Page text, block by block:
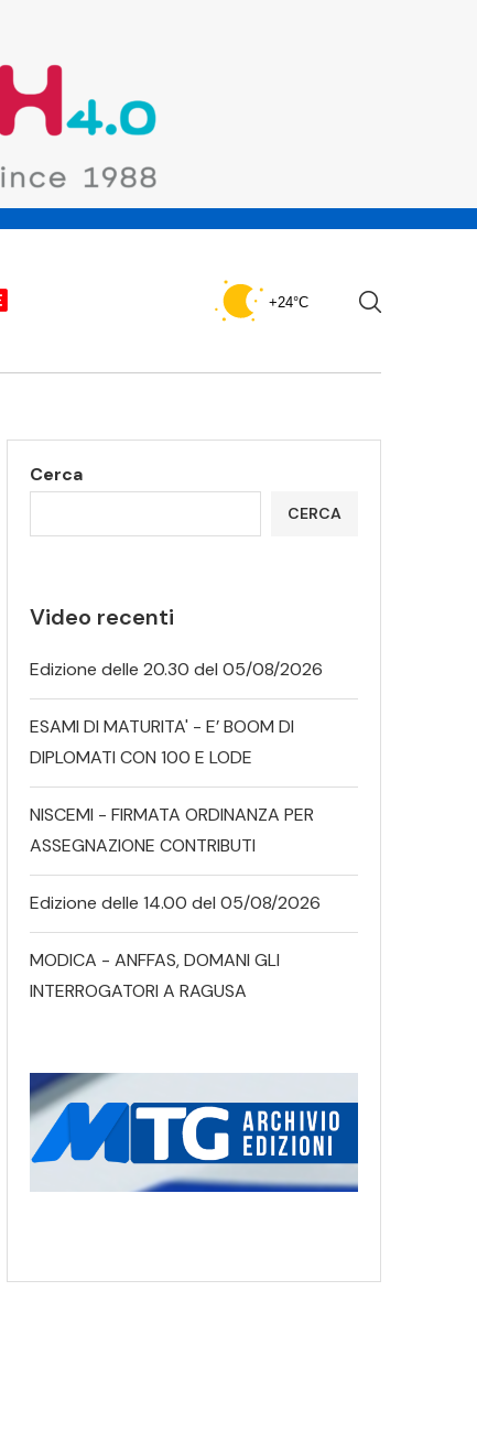
+24°C
Cerca
CERCA
Video recenti
Edizione delle 20.30 del 05/08/2026
ESAMI DI MATURITA' - E’ BOOM DI
DIPLOMATI CON 100 E LODE
NISCEMI - FIRMATA ORDINANZA PER
ASSEGNAZIONE CONTRIBUTI
Edizione delle 14.00 del 05/08/2026
MODICA - ANFFAS, DOMANI GLI
INTERROGATORI A RAGUSA